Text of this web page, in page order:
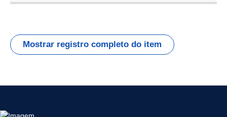
Mostrar registro completo do item